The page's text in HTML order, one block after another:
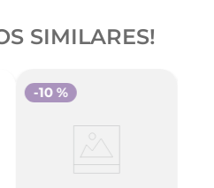
SIMILARES!
-10 %